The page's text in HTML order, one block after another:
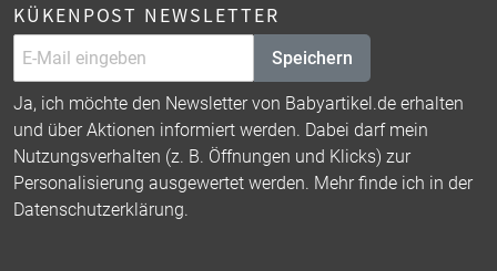
KÜKENPOST NEWSLETTER
Speichern
Ja, ich möchte den Newsletter von Babyartikel.de erhalten
und über Aktionen informiert werden. Dabei darf mein
Nutzungsverhalten (z. B. Öffnungen und Klicks) zur
Personalisierung ausgewertet werden. Mehr finde ich in der
Datenschutzerklärung.